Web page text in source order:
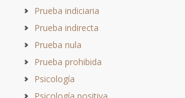
Prueba indiciaria
Prueba indirecta
Prueba nula
Prueba prohibida
Psicología